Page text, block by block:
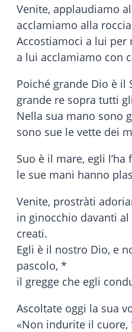
Venite, applaudiamo
acclamiamo alla
Accostiamoci a lui per
a lui acclamiamo con
Poiché grande Dio è il
grande re sopra tutti
Nella sua mano sono
sono sue le vette dei
Suo è il mare, egli l’ha
le sue mani hanno
Venite, prostràti
in ginocchio davanti al
creati.
Egli è il nostro Dio, e
pascolo, *
il gregge che egli
Ascoltate oggi la sua
«Non indurite il cuore,